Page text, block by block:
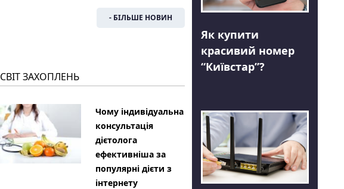
- БІЛЬШЕ НОВИН
СВІТ ЗАХОПЛЕНЬ
Чому індивідуальна
консультація
дієтолога
ефективніша за
популярні дієти з
інтернету
Як купити
красивий номер
“Київстар”?